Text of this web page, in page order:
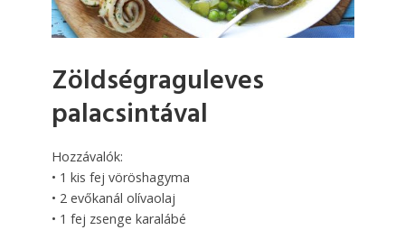
Zöldségraguleves
palacsintával
Hozzávalók:
• 1 kis fej vöröshagyma
• 2 evőkanál olívaolaj
• 1 fej zsenge karalábé